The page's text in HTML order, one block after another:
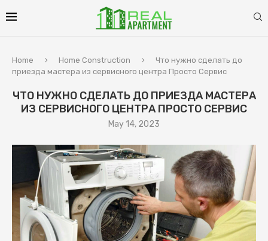
Home Home Construction
Что нужно сделать до
приезда мастера из сервисного центра Просто Сервис
ЧТО НУЖНО СДЕЛАТЬ ДО ПРИЕЗДА МАСТЕРА
ИЗ СЕРВИСНОГО ЦЕНТРА ПРОСТО СЕРВИС
May 14, 2023